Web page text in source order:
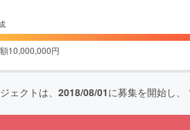
10,000,000円
ェクトは、 2018/08/01に募集を開始し、